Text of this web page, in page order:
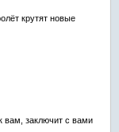
крутят новые
вам, заключит с вами